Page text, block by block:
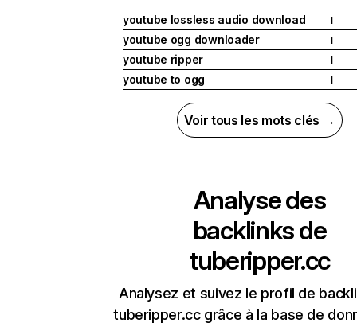
youtube lossless audio download
I
youtube ogg downloader I
youtube ripper I
youtube to ogg I
Voir tous les mots clés →
Analyse des
backlinks de
tuberipper.cc
Analysez et suivez le profil de
tuberipper.cc grâce à la base de